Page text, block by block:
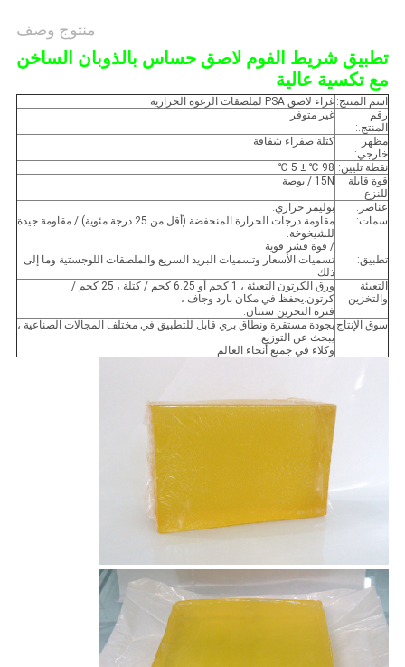
منتوج وصف
تطبيق شريط الفوم لاصق حساس بالذوبان الساخن
مع تكسية عالية
اسم المنتج: غراء لاصق PSA لملصقات الرغوة الحرارية
رقم
المنتج.:
غير متوفر
مظهر
خارجي:
كتلة صفراء شفافة
نقطة تليين: 98 ℃ ± 5 ℃
قوة قابلة
للنزع:
15N / بوصة
عناصر:
بوليمر حراري.
سمات:
مقاومة درجات الحرارة المنخفضة (أقل من 25 درجة مئوية) / مقاومة جيدة
للشيخوخة.
/ قوة قشر قوية
تطبيق:
تسميات الأسعار وتسميات البريد السريع والملصقات اللوجستية وما إلى
ذلك
التعبئة
والتخزين
ورق الكرتون التعبئة ، 1 كجم أو 6.25 كجم / كتلة ، 25 كجم /
كرتون.يحفظ في مكان بارد وجاف ،
فترة التخزين سنتان.
سوق الإنتاج بجودة مستقرة ونطاق بري قابل للتطبيق في مختلف المجالات الصناعية ،
يبحث عن التوزيع
وكلاء في جميع أنحاء العالم